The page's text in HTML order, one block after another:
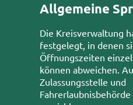
Allgemeine
Die Kreisverwaltung
festgelegt, in denen
Öffnungszeiten
können abweichen.
Zulassungsstelle und